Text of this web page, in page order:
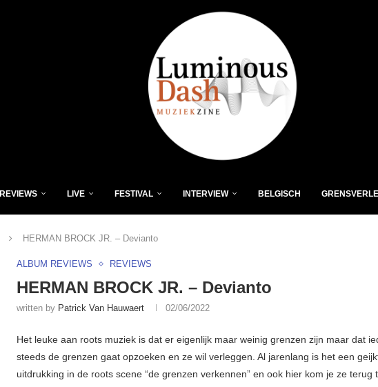
REVIEWS LIVE FESTIVAL INTERVIEW BELGISCH
HERMAN BROCK JR. – Devianto
ALBUM REVIEWS REVIEWS
HERMAN BROCK JR. – Devianto
written by Patrick Van Hauwaert 02/06/2022
Het leuke aan roots muziek is dat er eigenlijk maar weinig grenzen zijn maar dat
steeds de grenzen gaat opzoeken en ze wil verleggen. Al jarenlang is het een
uitdrukking in de roots scene “de grenzen verkennen” en ook hier kom je ze terug